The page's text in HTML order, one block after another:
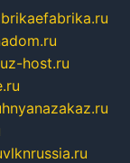
z-host.ru
vlknrussia.ru